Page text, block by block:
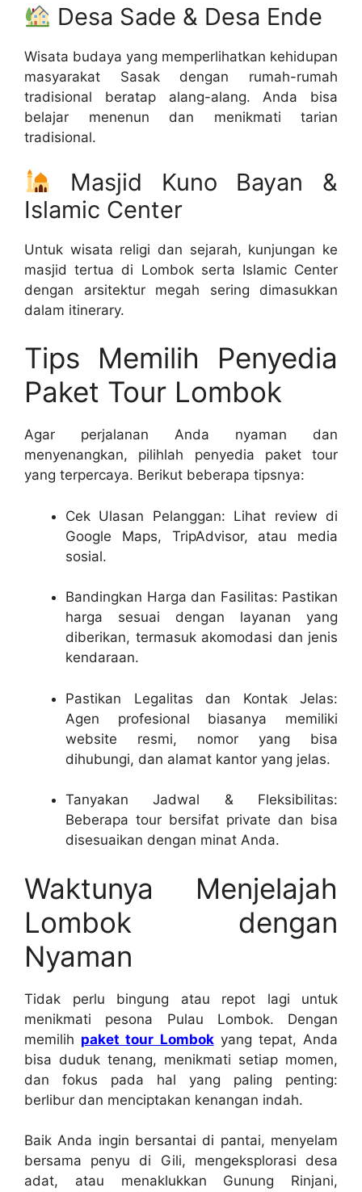
Desa Sade & Desa Ende
Wisata budaya yang memperlihatkan kehidupan
masyarakat Sasak dengan rumah-rumah
tradisional beratap alang-alang. Anda bisa
belajar menenun dan menikmati tarian
tradisional.
Masjid Kuno Bayan &
Islamic Center
Untuk wisata religi dan sejarah, kunjungan ke
masjid tertua di Lombok serta Islamic Center
dengan arsitektur megah sering dimasukkan
dalam itinerary.
Tips Memilih Penyedia
Paket Tour Lombok
Agar perjalanan Anda nyaman dan
menyenangkan, pilihlah penyedia paket tour
yang terpercaya. Berikut beberapa tipsnya:
Cek Ulasan Pelanggan: Lihat review di
Google Maps, TripAdvisor, atau media
sosial.
Bandingkan Harga dan Fasilitas: Pastikan
harga sesuai dengan layanan yang
diberikan, termasuk akomodasi dan jenis
kendaraan.
Pastikan Legalitas dan Kontak Jelas:
Agen profesional biasanya memiliki
website resmi, nomor yang bisa
dihubungi, dan alamat kantor yang jelas.
Tanyakan Jadwal & Fleksibilitas:
Beberapa tour bersifat private dan bisa
disesuaikan dengan minat Anda.
Waktunya Menjelajah
Lombok dengan
Nyaman
Tidak perlu bingung atau repot lagi untuk
menikmati pesona Pulau Lombok. Dengan
memilih paket tour Lombokyang tepat, Anda
bisa duduk tenang, menikmati setiap momen,
dan fokus pada hal yang paling penting:
berlibur dan menciptakan kenangan indah.
Baik Anda ingin bersantai di pantai, menyelam
bersama penyu di Gili, mengeksplorasi desa
adat, atau menaklukkan Gunung Rinjani,